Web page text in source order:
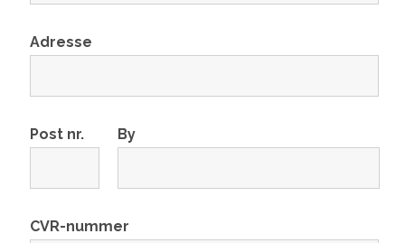
Adresse
Post nr. By
CVR-nummer